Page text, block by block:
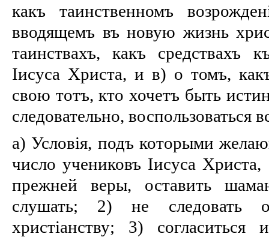
какъ таинственномъ
вводящемъ въ новую жизнь
таинствахъ, какъ средствахъ
Іисуса Христа, и в) о томъ,
свою тотъ, кто хочетъ быть
следовательно, воспользоваться
а) Условія, подъ которыми
число учениковъ Іисуса Христа,
прежней веры, оставить
слушать; 2) не следовать
христіанству; 3)